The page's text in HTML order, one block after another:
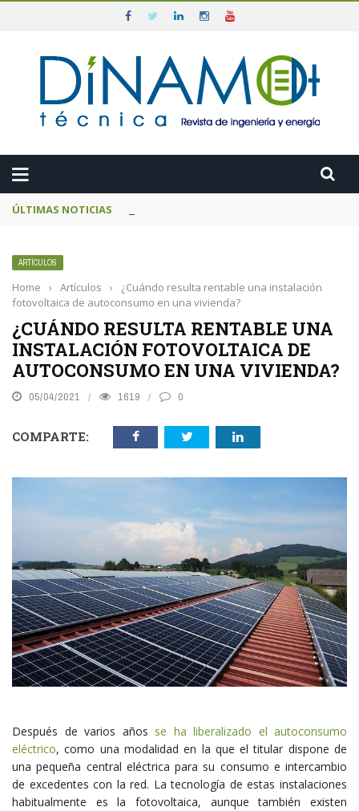
ÚLTIMAS NOTICIAS
ARTÍCULOS
Home › Artículos ›
¿Cuándo resulta rentable una instalación
fotovoltaica de autoconsumo en una vivienda?
¿CUÁNDO RESULTA RENTABLE UNA
INSTALACIÓN FOTOVOLTAICA DE
AUTOCONSUMO EN UNA VIVIENDA?
05/04/2021 1619 0
COMPARTE:
Después de varios años se ha liberalizado el autoconsumo
eléctrico, como una modalidad en la que el titular dispone de
una pequeña central eléctrica para su consumo e intercambio
de excedentes con la red. La tecnología de estas instalaciones
habitualmente es la fotovoltaica, aunque también existen